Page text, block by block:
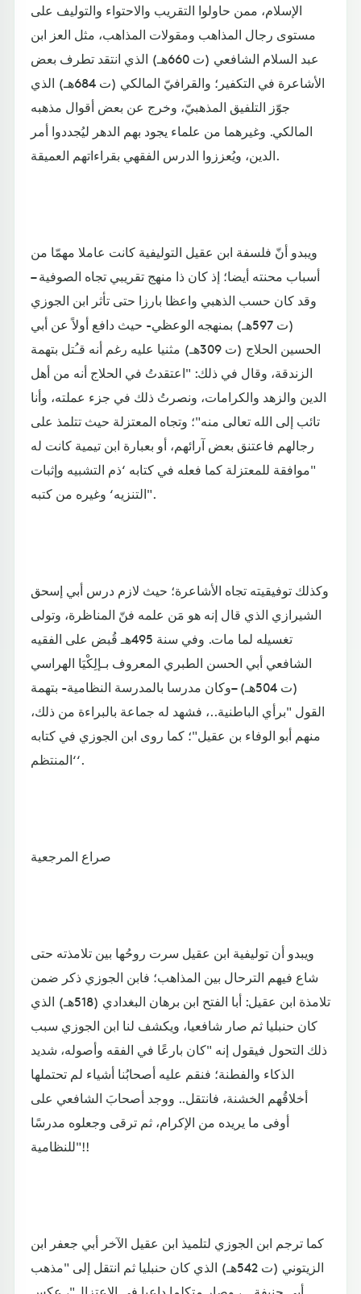
الإسلام، ممن حاولوا التقريب والاحتواء والتوليف على
مستوى رجال المذاهب ومقولات المذاهب، مثل العز ابن
عبد السلام الشافعي (ت 660هـ) الذي انتقد تطرف بعض
الأشاعرة في التكفير؛ والقرافيّ المالكي (ت 684هـ) الذي
جوّز التلفيق المذهبيّ، وخرج عن بعض أقوال مذهبه
المالكي. وغيرهما من علماء يجود بهم الدهر ليُجددوا أمر
الدين، ويُعززوا الدرس الفقهي بقراءاتهم العميقة.
ويبدو أنّ فلسفة ابن عقيل التوليفية كانت عاملا مهمّا من
أسباب محنته أيضا؛ إذ كان ذا منهج تقريبي تجاه الصوفية –
وقد كان حسب الذهبي واعظا بارزا حتى تأثر ابن الجوزي
(ت 597هـ) بمنهجه الوعظي- حيث دافع أولاً عن أبي
الحسين الحلاج (ت 309هـ) مثنيا عليه رغم أنه قـُتل بتهمة
الزندقة، وقال في ذلك: "اعتقدتُ في الحلاج أنه من أهل
الدين والزهد والكرامات، ونصرتُ ذلك في جزء عملته، وأنا
تائب إلى الله تعالى منه"؛ وتجاه المعتزلة حيث تتلمذ على
رجالهم فاعتنق بعض آرائهم، أو بعبارة ابن تيمية كانت له
"موافقة للمعتزلة كما فعله في كتابه ‘ذم التشبيه وإثبات
التنزيه‘ وغيره من كتبه".
وكذلك توفيقيته تجاه الأشاعرة؛ حيث لازم درس أبي إسحق
الشيرازي الذي قال إنه هو مَن علمه فنّ المناظرة، وتولى
تغسيله لما مات. وفي سنة 495هـ قُبض على الفقيه
الشافعي أبي الحسن الطبري المعروف بـإلِكْيَا الهراسي
(ت 504هـ) –وكان مدرسا بالمدرسة النظامية- بتهمة
القول "برأي الباطنية..، فشهد له جماعة بالبراءة من ذلك،
منهم أبو الوفاء بن عقيل"؛ كما روى ابن الجوزي في كتابه
‘المنتظم‘.
صراع المرجعية
ويبدو أن توليفية ابن عقيل سرت روحُها بين تلامذته حتى
شاع فيهم الترحال بين المذاهب؛ فابن الجوزي ذكر ضمن
تلامذة ابن عقيل: أبا الفتح ابن برهان البغدادي (518هـ) الذي
كان حنبليا ثم صار شافعيا، ويكشف لنا ابن الجوزي سبب
ذلك التحول فيقول إنه "كان بارعًا في الفقه وأصوله، شديد
الذكاء والفطنة؛ فنقم عليه أصحابُنا أشياء لم تحتملها
أخلاقُهم الخشنة، فانتقل.. ووجد أصحابَ الشافعي على
أوفى ما يريده من الإكرام، ثم ترقى وجعلوه مدرسًا
للنظامية"!!
كما ترجم ابن الجوزي لتلميذ ابن عقيل الآخر أبي جعفر ابن
الزيتوني (ت 542هـ) الذي كان حنبليا ثم انتقل إلى "مذهب